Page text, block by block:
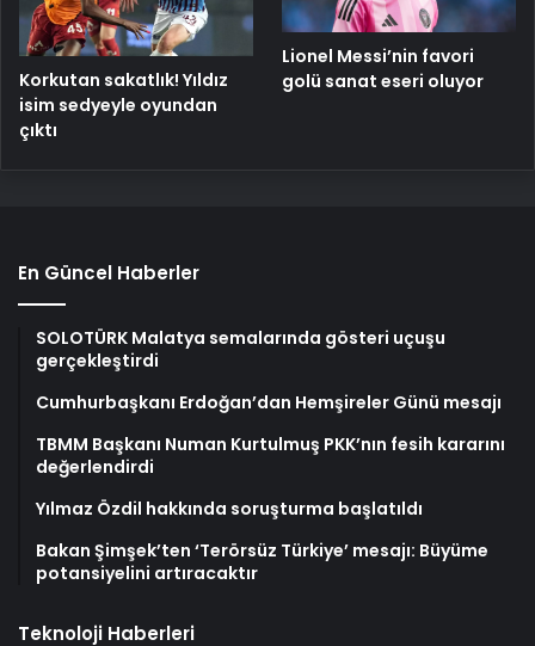
Korkutan sakatlık! Yıldız
isim sedyeyle oyundan
çıktı
Lionel Messi’nin favori
golü sanat eseri oluyor
En Güncel Haberler
SOLOTÜRK Malatya semalarında gösteri uçuşu
gerçekleştirdi
Cumhurbaşkanı Erdoğan’dan Hemşireler Günü mesajı
TBMM Başkanı Numan Kurtulmuş PKK’nın fesih kararını
değerlendirdi
Yılmaz Özdil hakkında soruşturma başlatıldı
Bakan Şimşek’ten ‘Terörsüz Türkiye’ mesajı: Büyüme
potansiyelini artıracaktır
Teknoloji Haberleri